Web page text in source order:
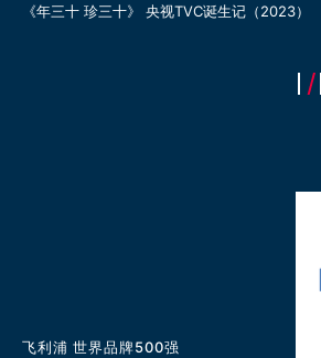
《年三十 珍三十》 央视TVC诞生记（2023）
飞利浦 世界品牌500强